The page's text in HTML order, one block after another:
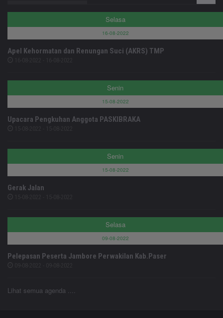
Selasa
16-08-2022
Apel Kehormatan dan Renungan Suci (AKRS) TMP
Senin
15-08-2022
Upacara Pengkuhan Anggota PASKIBRAKA
Senin
15-08-2022
Gerak Jalan
Selasa
09-08-2022
Pelepasan Peserta Jambore Perwakilan Kab.Paser
Lihat semua agenda ....